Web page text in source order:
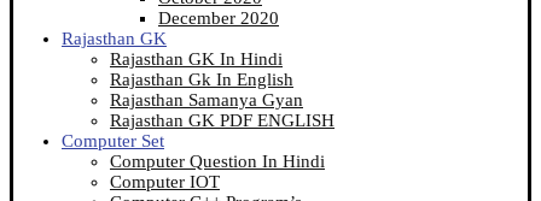
December 2020
Rajasthan GK
Rajasthan GK In Hindi
Rajasthan Gk In English
Rajasthan Samanya Gyan
Rajasthan GK PDF ENGLISH
Computer Set
Computer Question In Hindi
Computer IOT